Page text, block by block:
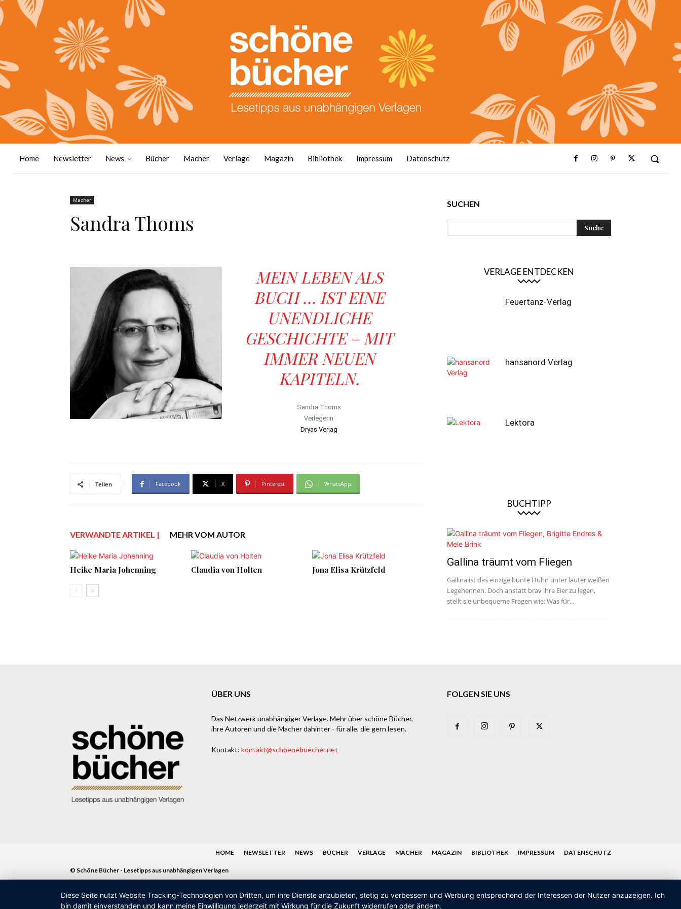
Home Newsletter News Bücher Macher Verlage Magazin Bibliothek Impressum Datenschutz
Macher
Sandra Thoms
MEIN LEBEN ALS
BUCH … IST EINE
UNENDLICHE
GESCHICHTE – MIT
IMMER NEUEN
KAPITELN.
Sandra Thoms
Verlegerin
Dryas Verlag
Teilen Facebook X Pinterest WhatsApp
VERWANDTE ARTIKEL | MEHR VOM AUTOR
Heike Maria Johenning Claudia von Holten Jona Elisa Krützfeld
SUCHEN
VERLAGE ENTDECKEN
Feuertanz-Verlag
hansanord Verlag
Lektora
BUCHTIPP
Gallina träumt vom Fliegen
Gallina ist das einzige bunte Huhn unter lauter weißen
Legehennen. Doch anstatt brav ihre Eier zu legen,
stellt sie unbequeme Fragen wie: Was für...
ÜBER UNS
Das Netzwerk unabhängiger Verlage. Mehr über schöne Bücher,
ihre Autoren und die Macher dahinter - für alle, die gern lesen.
Kontakt: kontakt@schoenebuecher.net
FOLGEN SIE UNS
HOME NEWSLETTER NEWS BÜCHER VERLAGE MACHER MAGAZIN BIBLIOTHEK IMPRESSUM DATENSCHUTZ
© Schöne Bücher - Lesetipps aus unabhängigen Verlagen
Diese Seite nutzt Website Tracking-Technologien von Dritten, um ihre Dienste anzubieten, stetig zu verbessern und Werbung entsprechend der Interessen der Nutzer anzuzeigen. Ich
bin damit einverstanden und kann meine Einwilligung jederzeit mit Wirkung für die Zukunft widerrufen oder ändern.